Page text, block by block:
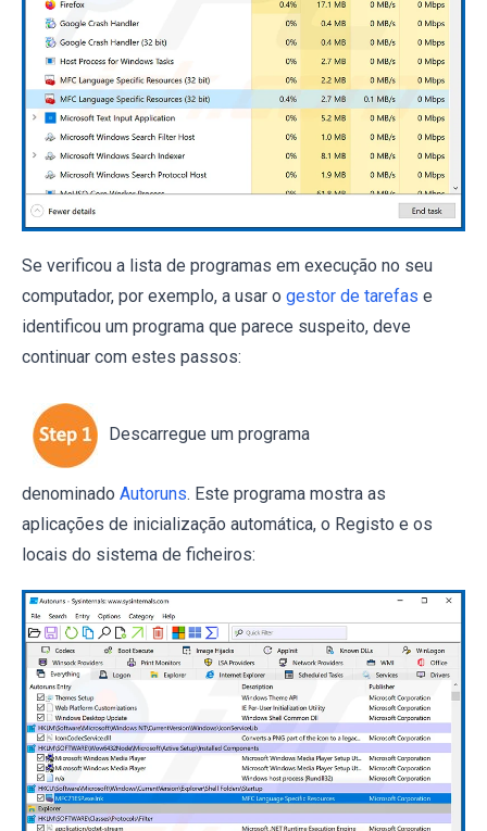
Se verificou a lista de programas em execução no seu
computador, por exemplo, a usar o gestor de tarefas e
identificou um programa que parece suspeito, deve
continuar com estes passos:
Descarregue um programa
denominado Autoruns. Este programa mostra as
aplicações de inicialização automática, o Registo e os
locais do sistema de ficheiros: